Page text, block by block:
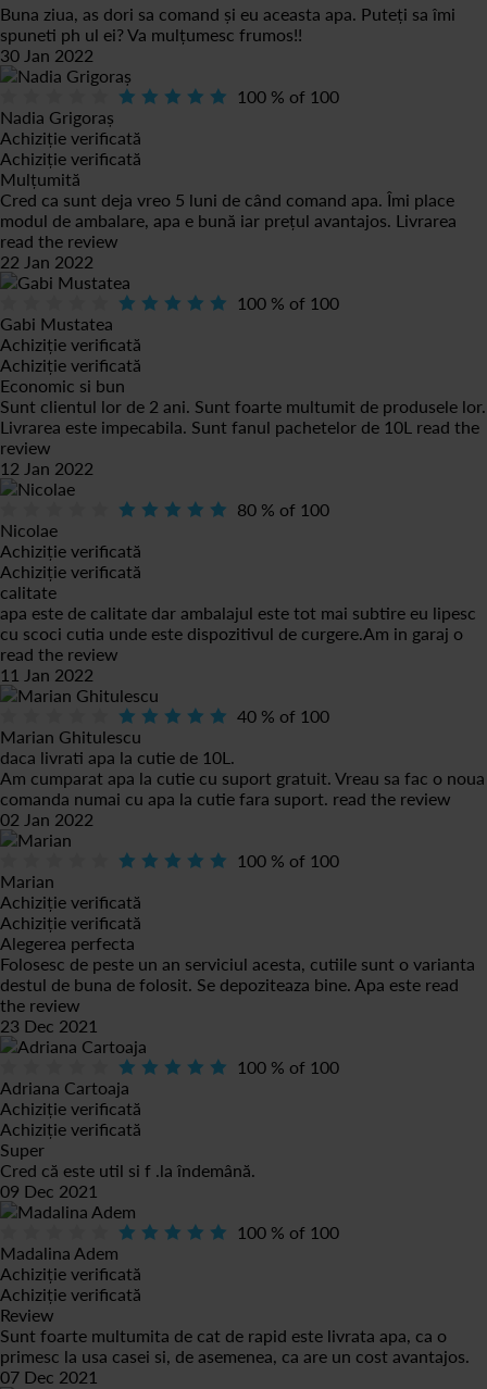
Buna ziua, as dori sa comand și eu aceasta apa. Puteți sa îmi
spuneti ph ul ei? Va mulțumesc frumos!!
30 Jan 2022
100 % of 100
Nadia Grigoraș
Achiziție verificată
Achiziție verificată
Mulțumită
Cred ca sunt deja vreo 5 luni de când comand apa. Îmi place
modul de ambalare, apa e bună iar prețul avantajos. Livrarea
read the review
22 Jan 2022
100 % of 100
Gabi Mustatea
Achiziție verificată
Achiziție verificată
Economic si bun
Sunt clientul lor de 2 ani. Sunt foarte multumit de produsele lor.
Livrarea este impecabila. Sunt fanul pachetelor de 10L read the
review
12 Jan 2022
80 % of 100
Nicolae
Achiziție verificată
Achiziție verificată
calitate
apa este de calitate dar ambalajul este tot mai subtire eu lipesc
cu scoci cutia unde este dispozitivul de curgere.Am in garaj o
read the review
11 Jan 2022
40 % of 100
Marian Ghitulescu
daca livrati apa la cutie de 10L.
Am cumparat apa la cutie cu suport gratuit. Vreau sa fac o noua
comanda numai cu apa la cutie fara suport. read the review
02 Jan 2022
100 % of 100
Marian
Achiziție verificată
Achiziție verificată
Alegerea perfecta
Folosesc de peste un an serviciul acesta, cutiile sunt o varianta
destul de buna de folosit. Se depoziteaza bine. Apa este read
the review
23 Dec 2021
100 % of 100
Adriana Cartoaja
Achiziție verificată
Achiziție verificată
Super
Cred că este util si f .la îndemână.
09 Dec 2021
100 % of 100
Madalina Adem
Achiziție verificată
Achiziție verificată
Review
Sunt foarte multumita de cat de rapid este livrata apa, ca o
primesc la usa casei si, de asemenea, ca are un cost avantajos.
07 Dec 2021